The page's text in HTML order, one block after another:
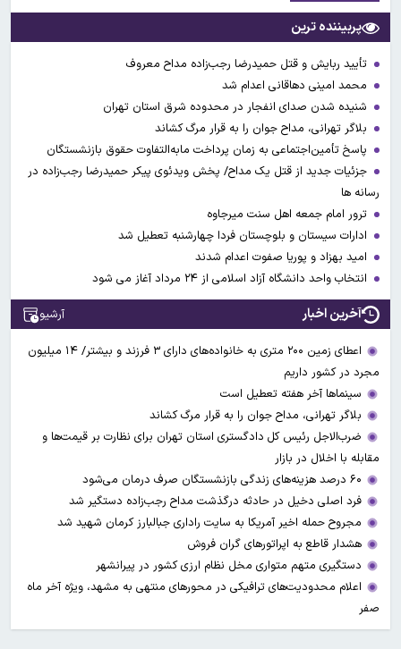
پربیننده ترین
تأیید ربایش و قتل حمیدرضا رجب‌زاده مداح معروف
محمد امینی دهاقانی اعدام شد
شنیده شدن صدای انفجار در محدوده شرق استان تهران
بلاگر تهرانی، مداح جوان را به قرار مرگ کشاند
پاسخ تأمین‌اجتماعی به زمان پرداخت مابه‌التفاوت حقوق بازنشستگان
جزئیات جدید از قتل یک مداح/ پخش ویدئوی پیکر حمیدرضا رجب‌زاده در
رسانه ها
ترور امام جمعه اهل سنت میرجاوه
ادارات سیستان و بلوچستان فردا چهارشنبه تعطیل شد
امید بهزاد و پوریا صفوت اعدام شدند
انتخاب واحد دانشگاه آزاد اسلامی از ۲۴ مرداد آغاز می شود
آخرین اخبار آرشیو
اعطای زمین ۲۰۰ متری به خانواده‌های دارای ۳ فرزند و بیشتر/ ۱۴ میلیون
مجرد در کشور داریم
سینماها آخر هفته تعطیل است
بلاگر تهرانی، مداح جوان را به قرار مرگ کشاند
ضرب‌الاجل رئیس کل دادگستری استان تهران برای نظارت بر قیمت‌ها و
مقابله با اخلال در بازار
۶۰ درصد هزینه‌های زندگی بازنشستگان صرف درمان می‌شود
فرد اصلی دخیل در حادثه درگذشت مداح رجب‌زاده دستگیر شد
مجروح حمله اخیر آمریکا به سایت راداری جبالبارز کرمان شهید شد
هشدار قاطع به اپراتورهای گران فروش
دستگیری متهم متواری مخل نظام ارزی کشور در پیرانشهر
اعلام محدودیت‌های ترافیکی در محورهای منتهی به مشهد، ویژه آخر ماه
صفر